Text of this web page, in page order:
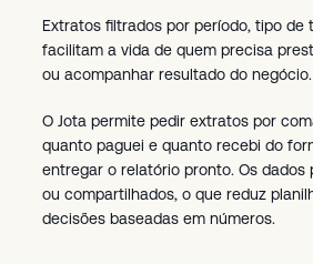
Extratos filtrados por período, tipo de
facilitam a vida de quem precisa
ou acompanhar resultado do negócio.
O Jota permite pedir extratos por
quanto paguei e quanto recebi do
entregar o relatório pronto. Os dados
ou compartilhados, o que reduz
decisões baseadas em números.